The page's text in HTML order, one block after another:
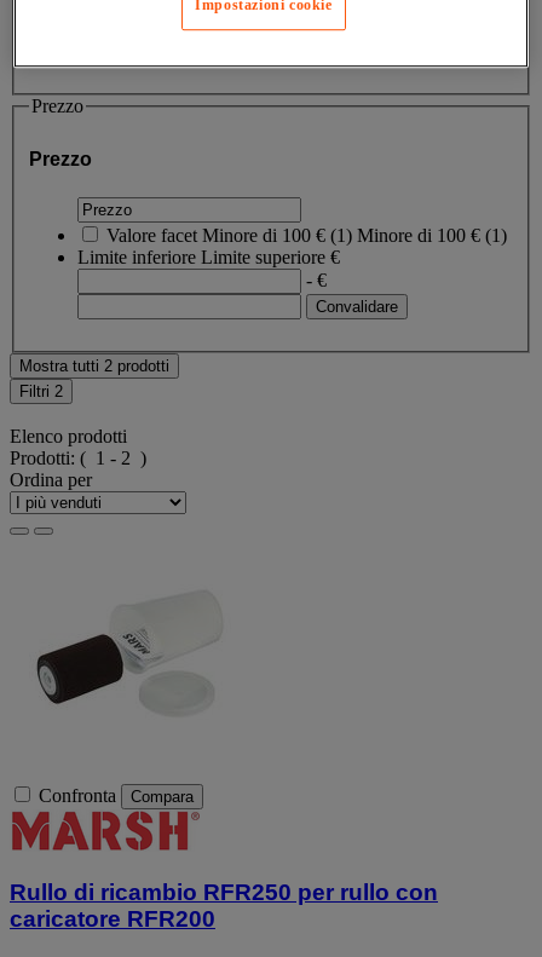
Prezzo
Prezzo
Valore facet Minore di 100 € (1) Minore di 100 € (1)
Limite inferiore Limite superiore €
- €
Mostra tutti 2 prodotti
Filtri 2
Elenco prodotti
Prodotti: ( 1 - 2 )
Ordina per
Confronta Compara
Rullo di ricambio RFR250 per rullo con
caricatore RFR200
Impostazioni cookie